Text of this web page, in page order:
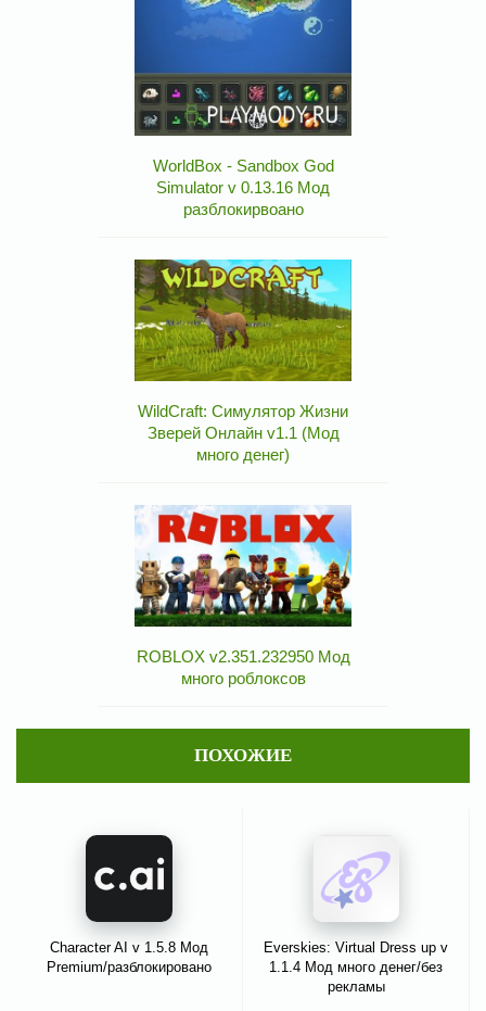
WorldBox - Sandbox God
Simulator v 0.13.16 Мод
разблокирвоано
WildCraft: Симулятор Жизни
Зверей Онлайн v1.1 (Мод
много денег)
ROBLOX v2.351.232950 Мод
много роблоксов
ПОХОЖИЕ
Character AI v 1.5.8 Мод
Premium/разблокировано
Everskies: Virtual Dress up v
1.1.4 Мод много денег/без
рекламы